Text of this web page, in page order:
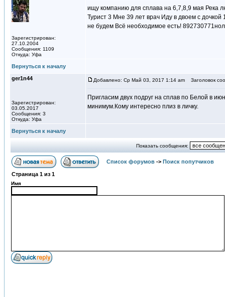
Зарегистрирован:
27.10.2004
Сообщения: 1109
Откуда: Уфа
ищу компанию для сплава на 6,7,8,9 мая Река
Турист 3 Мне 39 лет врач Иду в двоем с
не будем Всё необходимое есть!
Вернуться к началу
ger1n44
Зарегистрирован:
03.05.2017
Сообщения: 3
Откуда: Уфа
Добавлено: Ср Май 03, 2017 1:14 am Заголовок
Пригласим двух подруг на сплав по Белой в
минимум.Кому интересно плиз в личку.
Вернуться к началу
Показать сообщения:
Список форумов -> Поиск попутчиков
Страница 1 из 1
Имя